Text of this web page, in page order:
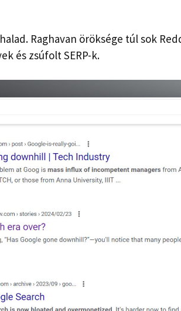
Raghavan öröksége túl sok
és zsúfolt SERP-k.